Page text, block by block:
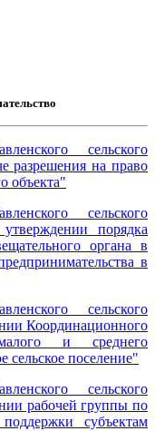
сельского
разрешения на право
объекта"
сельского
порядка
органа в
в
сельского
Координационного
и среднего
поселение"
сельского
рабочей группы по
субъектам